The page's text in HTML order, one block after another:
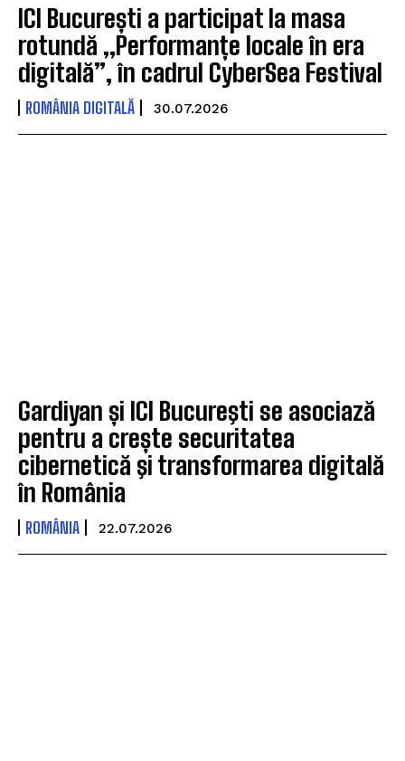
ICI București a participat la masa
rotundă „Performanțe locale în era
digitală”, în cadrul CyberSea Festival
ROMÂNIA DIGITALĂ 30.07.2026
Gardiyan și ICI Bucureşti se asociază
pentru a crește securitatea
cibernetică şi transformarea digitală
în România
ROMÂNIA 22.07.2026